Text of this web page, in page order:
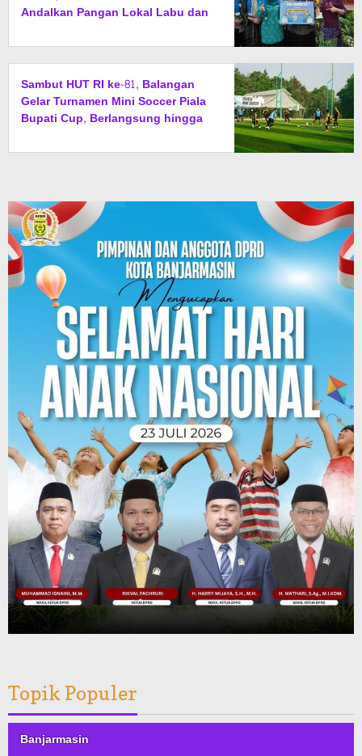
Andalkan Pangan Lokal Labu dan
Sambut HUT RI ke-81, Balangan
Gelar Turnamen Mini Soccer Piala
Bupati Cup, Berlangsung hingga
Topik Populer
Banjarmasin